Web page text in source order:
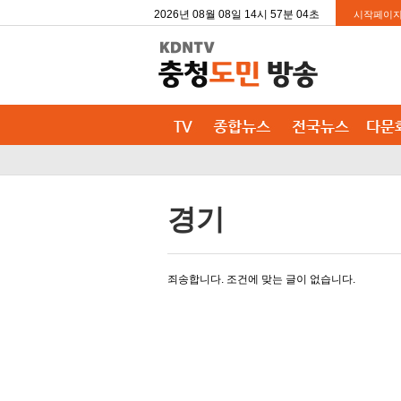
2026년 08월 08일 14시 57분 04초 시작페이
경기
죄송합니다. 조건에 맞는 글이 없습니다.